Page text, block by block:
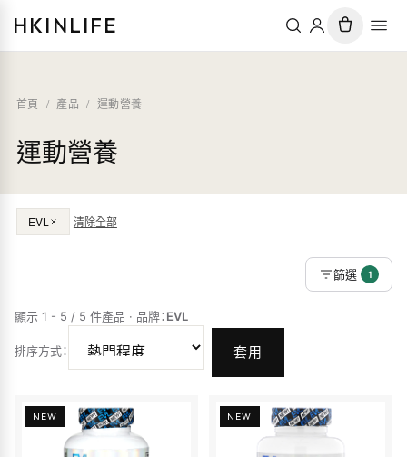
HKINLIFE
首頁 / 產品 / 運動營養
運動營養
EVL 清除全部
篩選 1
顯示 1 - 5 / 5 件產品 · 品牌：EVL
排序方式： 套用
NEW NEW